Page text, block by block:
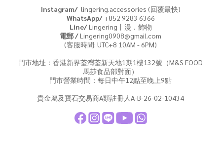
Instagram/ lingering.accessories (回覆最快)
WhatsApp/+852 9283 6366
Line/Lingering丨漫．飾物
電郵 /Lingering0908@gmail.com
(客服時間: UTC+8 10AM - 6PM)
門市地址：香港新界荃灣荃新天地1期1樓132號（M&S FOOD
馬莎食品部對面）
門市營業時間：每日中午12點至晚上9點
貴金屬及寶石交易商A類註冊人A-B-26-02-10434